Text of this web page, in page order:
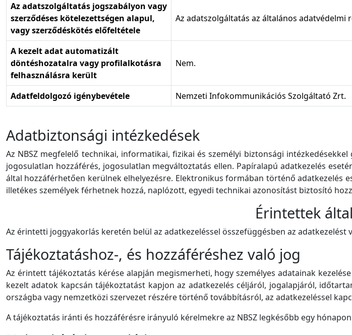
Az adatszolgáltatás jogszabályon vagy
szerződéses kötelezettségen alapul,
vagy szerződéskötés előfeltétele
Az adatszolgáltatás az általános adatvédelmi
A kezelt adat automatizált
döntéshozatalra vagy profilalkotásra
felhasználásra került
Nem.
Adatfeldolgozó igénybevétele Nemzeti Infokommunikációs Szolgáltató Zrt.
Adatbiztonsági intézkedések
Az NBSZ megfelelő technikai, informatikai, fizikai és személyi biztonsági
jogosulatlan hozzáférés, jogosulatlan megváltoztatás ellen. Papíralapú adatkezelés
által hozzáférhetően kerülnek elhelyezésre. Elektronikus formában történő
illetékes személyek férhetnek hozzá, naplózott, egyedi technikai azonosítást biztosító
Érintettek
Az érintetti joggyakorlás keretén belül az adatkezeléssel összefüggésben az
Tájékoztatáshoz-, és hozzáféréshez való jog
Az érintett tájékoztatás kérése alapján megismerheti, hogy személyes adatainak
kezelt adatok kapcsán tájékoztatást kapjon az adatkezelés céljáról, jogalapjáról,
országba vagy nemzetközi szervezet részére történő továbbításról, az adatkezeléssel
A tájékoztatás iránti és hozzáférésre irányuló kérelmekre az NBSZ legkésőbb egy